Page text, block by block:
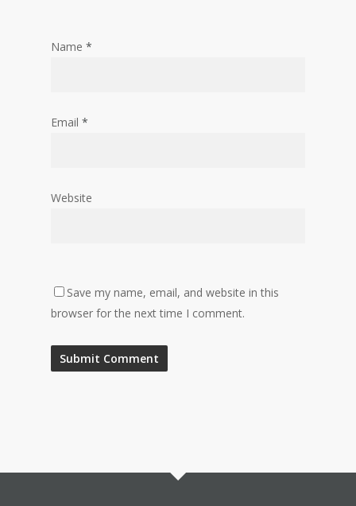
Name *
Email *
Website
Save my name, email, and website in this
browser for the next time I comment.